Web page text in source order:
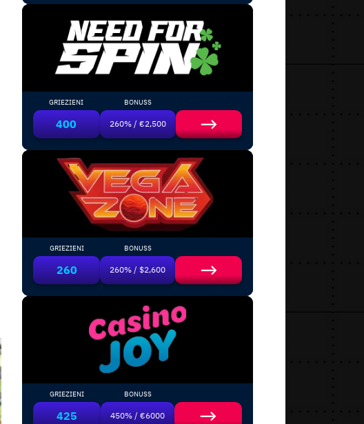
GRIEZIENI
400
BONUSS
260% / €2,500
GRIEZIENI
260
BONUSS
260% / $2,600
GRIEZIENI
425
BONUSS
450% / €6000